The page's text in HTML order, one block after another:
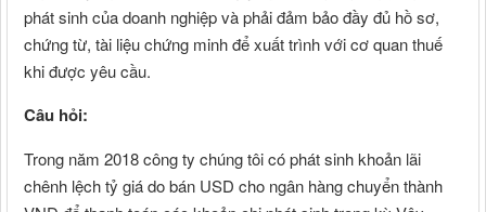
phát sinh của doanh nghiệp và phải đảm bảo đầy đủ hồ sơ,
chứng từ, tài liệu chứng minh để xuất trình với cơ quan thuế
khi được yêu cầu.
Câu hỏi:
Trong năm 2018 công ty chúng tôi có phát sinh khoản lãi
chênh lệch tỷ giá do bán USD cho ngân hàng chuyển thành